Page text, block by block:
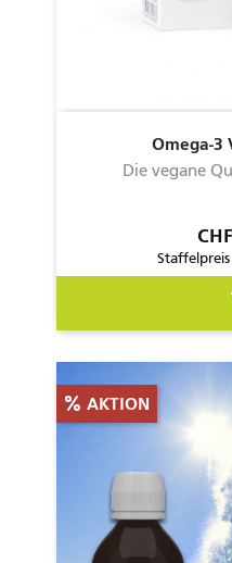
Omega-3
Die vegane
AKTION